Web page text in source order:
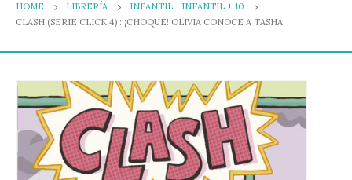
HOME LIBRERÍA INFANTIL,
INFANTIL + 10
CLASH (SERIE CLICK 4) : ¡CHOQUE! OLIVIA CONOCE A TASHA